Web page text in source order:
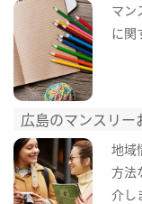
マン
に関
広島のマンスリー
地域
方法
介し